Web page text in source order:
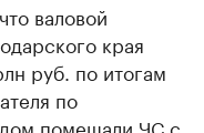
валовой
края
руб. по итогам
по
помешали ЧС с